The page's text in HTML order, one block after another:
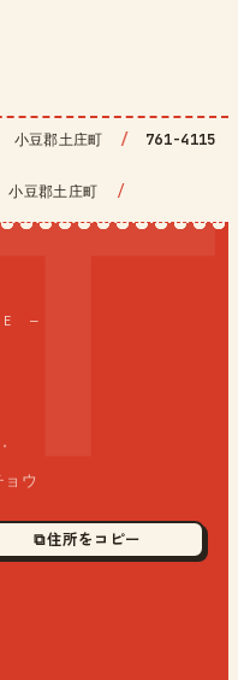
小豆郡土庄町 761-4115
小豆郡土庄町 /
—
·
ウ
⧉ 住所をコピー